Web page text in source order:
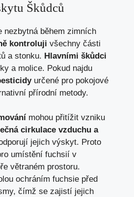
Škůdců
nezbytná během zimních
kontroluji všechny části
a stonku. Hlavními škůdci
a molice. Pokud najdu
určené pro pokojové
přírodní metody.
mohou přitížit vzniku
cirkulace vzduchu a
jejich výskyt. Proto
umístění fuchsií v
větraném prostoru.
ochráním fuchsie před
čímž se zajistí jejich